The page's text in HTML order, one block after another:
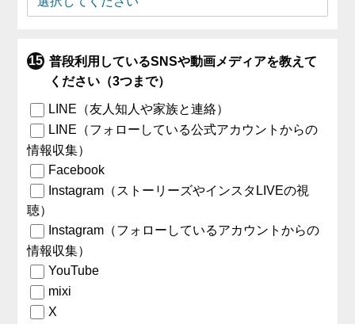
普段利用しているSNSや動画メディアを教えて
ください（3つまで）
LINE（友人知人や家族と連絡）
LINE（フォローしている公式アカウントからの
情報収集）
Facebook
Instagram（ストーリーズやインスタLIVEの視
聴）
Instagram（フォローしているアカウントからの
情報収集）
YouTube
mixi
X